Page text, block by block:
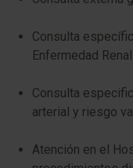
Consulta
Enfermedad
Consulta
arterial y riesgo
Atención en el